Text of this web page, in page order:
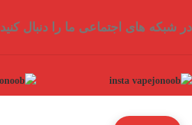
در شبکه های اجتماعی ما را دنبال کنید